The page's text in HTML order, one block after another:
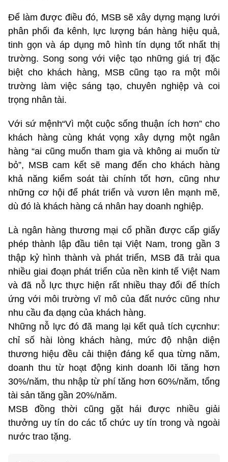
Để làm được điều đó, MSB sẽ xây dựng mạng lưới
phân phối đa kênh, lực lượng bán hàng hiệu quả,
tinh gọn và áp dụng mô hình tín dụng tốt nhất thị
trường. Song song với việc tạo những giá trị đặc
biệt cho khách hàng, MSB cũng tạo ra một môi
trường làm việc sáng tạo, chuyên nghiệp và coi
trọng nhân tài.
Với sứ mệnh“Vì một cuộc sống thuận ích hơn” cho
khách hàng cùng khát vọng xây dựng một ngân
hàng “ai cũng muốn tham gia và không ai muốn từ
bỏ”, MSB cam kết sẽ mang đến cho khách hàng
khả năng kiểm soát tài chính tốt hơn, cũng như
những cơ hội để phát triển và vươn lên mạnh mẽ,
dù đó là khách hàng cá nhân hay doanh nghiệp.
Là ngân hàng thương mại cổ phần được cấp giấy
phép thành lập đầu tiên tại Việt Nam, trong gần 3
thập kỷ hình thành và phát triển, MSB đã trải qua
nhiều giai đoạn phát triển của nền kinh tế Việt Nam
và đã nỗ lực thực hiện rất nhiều thay đổi để thích
ứng với môi trường vĩ mô của đất nước cũng như
nhu cầu đa dạng của khách hàng.
Những nỗ lực đó đã mang lại kết quả tích cựcnhư:
chỉ số hài lòng khách hàng, mức độ nhận diện
thương hiệu đều cải thiện đáng kể qua từng năm,
doanh thu từ hoạt động kinh doanh lõi tăng hơn
30%/năm, thu nhập từ phí tăng hơn 60%/năm, tổng
tài sản tăng gần 20%/năm.
MSB đồng thời cũng gặt hái được nhiều giải
thưởng uy tín do các tổ chức uy tín trong và ngoài
nước trao tặng.